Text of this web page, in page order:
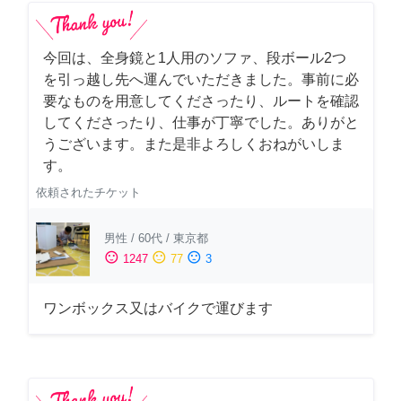
今回は、全身鏡と1人用のソファ、段ボール2つ
を引っ越し先へ運んでいただきました。事前に必
要なものを用意してくださったり、ルートを確認
してくださったり、仕事が丁寧でした。ありがと
うございます。また是非よろしくおねがいしま
す。
依頼されたチケット
男性 / 60代 / 東京都
sentiment_satisfied 1247 sentiment_neutral 77 sentiment_dissatisfied 3
ワンボックス又はバイクで運びます